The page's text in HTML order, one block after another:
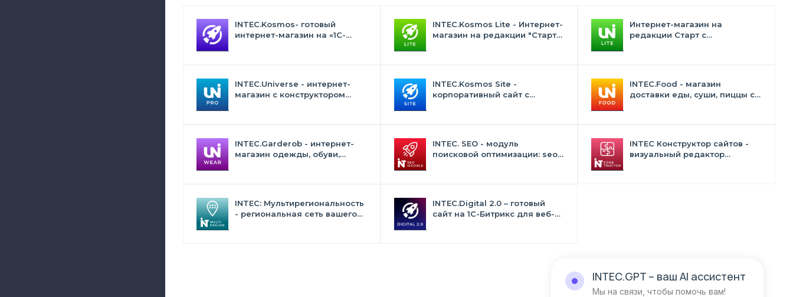
INTEC.Kosmos- готовый
интернет-магазин на «1С-
INTEC.Kosmos Lite - Интернет-
магазин на редакции "Старт"
Интернет-магазин на
редакции Старт с
INTEC.Universe - интернет-
магазин с конструктором
INTEC.Kosmos Site -
корпоративный сайт с
INTEC.Food - магазин
доставки еды, суши, пиццы с
INTEC.Garderob - интернет-
магазин одежды, обуви,
INTEC. SEO - модуль
поисковой оптимизации: seo -
INTEC Конструктор сайтов -
визуальный редактор
INTEC: Мультирегиональность
- региональная сеть вашего
INTEC.Digital 2.0 – готовый
сайт на 1C-Битрикс для веб-
INTEC.GPT – ваш AI ассистент
Мы на связи, чтобы помочь вам!